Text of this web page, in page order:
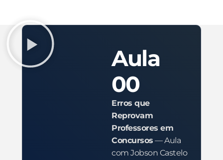
Aula
00
Erros que
Reprovam
Professores em
Concursos — Aula
com Jobson Castelo